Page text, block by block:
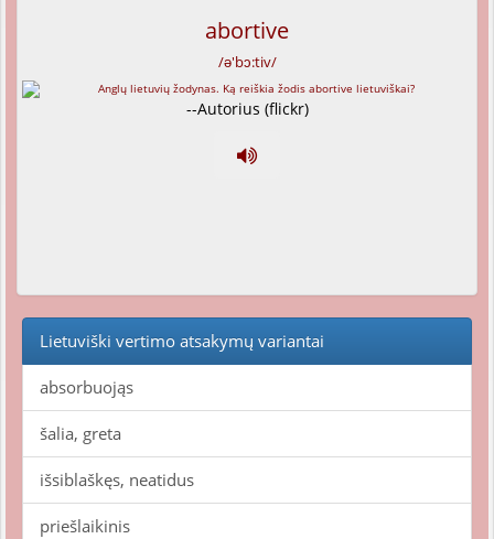
abortive
/ə'bɔ:tiv/
--Autorius (flickr)
Lietuviški vertimo atsakymų variantai
absorbuojąs
šalia, greta
išsiblaškęs, neatidus
priešlaikinis